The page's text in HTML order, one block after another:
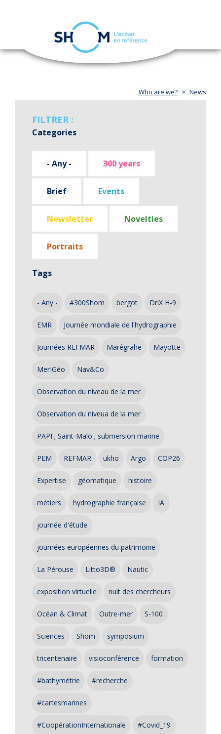
Skip
navigation
Who are we? News
FILTRER :
Categories
- Any - 300 years
Brief Events
Newsletter Novelties
Portraits
Tags
- Any - #300Shom bergot DriX H-9
EMR Journée mondiale de l'hydrographie
Journées REFMAR Marégrahe Mayotte
MerIGéo Nav&Co
Observation du niveau de la mer
Observation du niveua de la mer
PAPI ; Saint-Malo ; submersion marine
PEM REFMAR ukho Argo COP26
Expertise géomatique histoire
métiers hydrographie française IA
journée d'étude
journées européennes du patrimoine
La Pérouse Litto3D® Nautic
exposition virtuelle nuit des chercheurs
Océan & Climat Outre-mer S-100
Sciences Shom symposium
tricentenaire visioconférence formation
#bathymétrie #recherche
#cartesmarines
#CoopérationInternationale #Covid_19